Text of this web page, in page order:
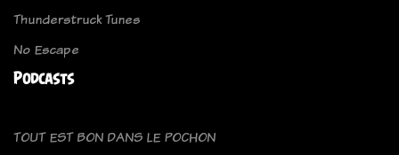
Thunderstruck Tunes
No Escape
Podcasts
TOUT EST BON DANS LE POCHON